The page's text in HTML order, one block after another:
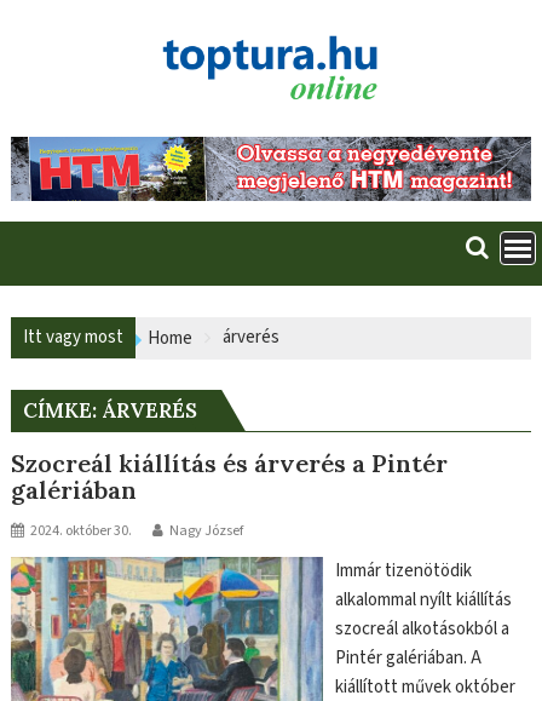
Itt vagy most Home árverés
CÍMKE: ÁRVERÉS
Szocreál kiállítás és árverés a Pintér
galériában
2024. október 30. Nagy József
Immár tizenötödik
alkalommal nyílt kiállítás
szocreál alkotásokból a
Pintér galériában. A
kiállított művek október